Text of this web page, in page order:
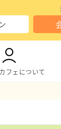
フェについて